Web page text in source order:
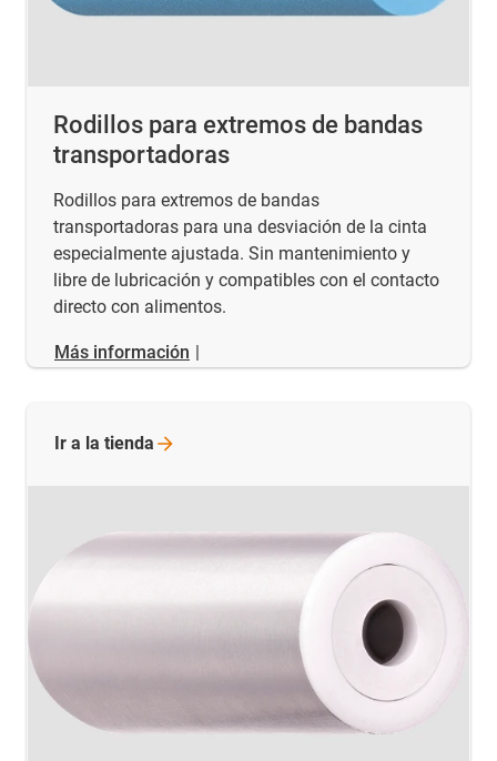
Rodillos para extremos de bandas
transportadoras
Rodillos para extremos de bandas
transportadoras para una desviación de la cinta
especialmente ajustada. Sin mantenimiento y
libre de lubricación y compatibles con el contacto
directo con alimentos.
Más información |
Ir a la tienda